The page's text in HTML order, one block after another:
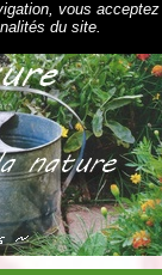
vous acceptez
du site.